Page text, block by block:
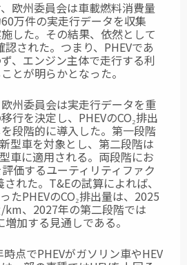
欧州委員会は車載燃料消費量
万件の実走行データを収集
した。その結果、依然として
された。つまり、PHEVであ
、エンジン主体で走行する利
とが明らかとなった。
州委員会は実走行データを重
行を決定し、PHEVのCO₂排出
段階的に導入した。第一段階
新型車を対象とし、第二段階は
車に適用される。両段階にお
価するユーティリティファク
れた。T&Eの試算によれば、
たPHEVのCO₂排出量は、2025
、2027年の第二段階では
加する見通しである。
点でPHEVがガソリン車やHEV